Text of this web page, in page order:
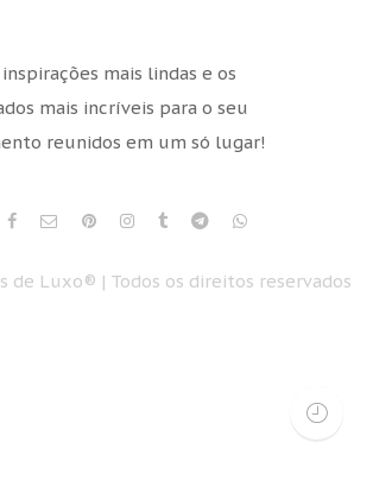
inspirações mais lindas e os
mais incríveis para o seu
reunidos em um só lugar!
de Luxo® | Todos os direitos reservados